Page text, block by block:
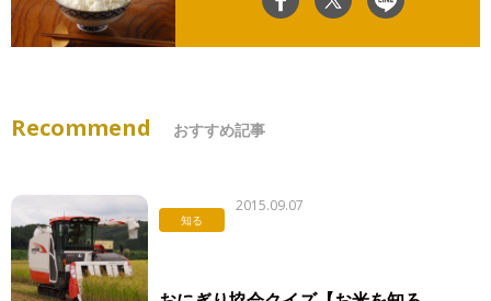
Recommend おすすめ記事
知る
2015.09.07